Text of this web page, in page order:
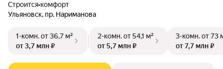
Строится•комфорт
Ульяновск, пр. Нариманова
1-комн.от 36,7 м²
от 3,7 млн ₽
2-комн.от 54,1 м²
от 5,7 млн ₽
3-комн.от 73
от 7,7 млн ₽